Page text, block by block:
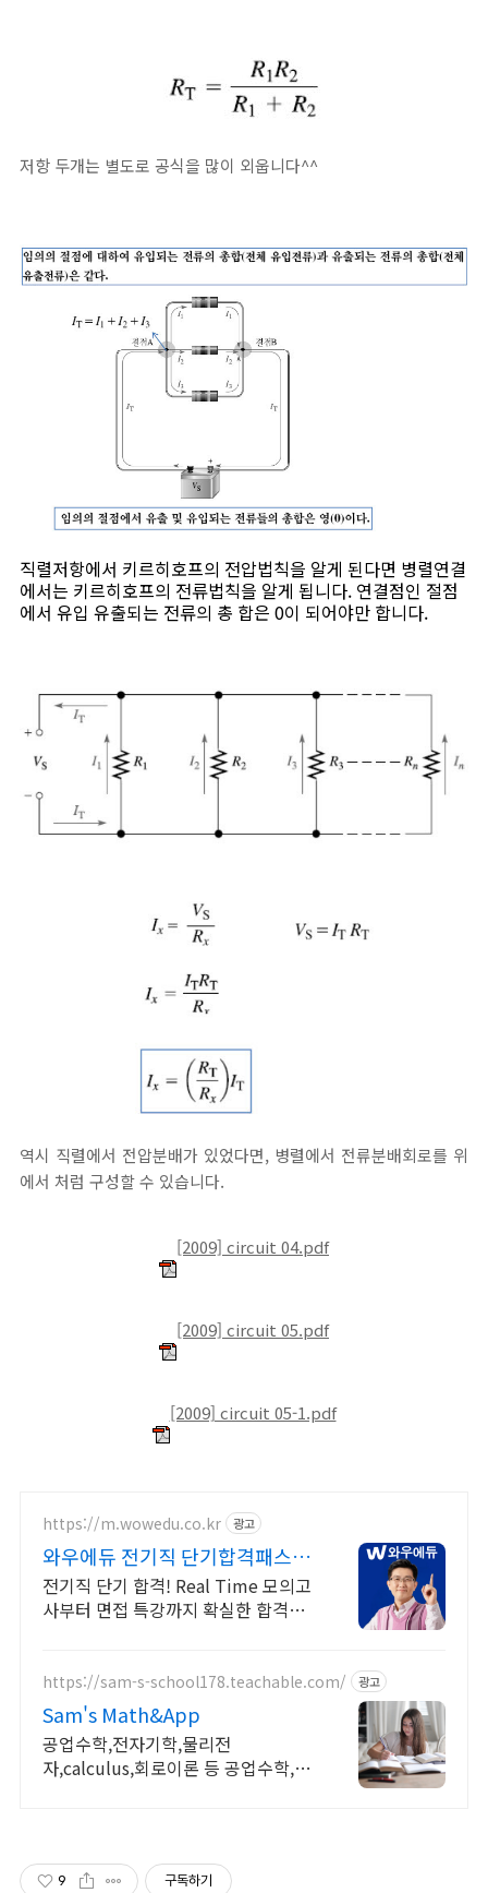
저항 두개는 별도로 공식을 많이 외웁니다^^
직렬저항에서 키르히호프의 전압법칙을 알게 된다면 병렬연결
에서는 키르히호프의 전류법칙을 알게 됩니다. 연결점인 절점
에서 유입 유출되는 전류의 총 합은 0이 되어야만 합니다.
역시 직렬에서 전압분배가 있었다면, 병렬에서 전류분배회로를 위
에서 처럼 구성할 수 있습니다.
[2009] circuit 04.pdf
[2009] circuit 05.pdf
[2009] circuit 05-1.pdf
https://m.wowedu.co.kr 광고
와우에듀 전기직 단기합격패스 핵
심요약 필기노트 무료제공
전기직 단기 합격! Real Time 모의고
사부터 면접 특강까지 확실한 합격로
https://sam-s-school178.teachable.com/ 광고
Sam's Math&App
공업수학,전자기학,물리전
자,calculus,회로이론 등 공업수학,전
9 구독하기